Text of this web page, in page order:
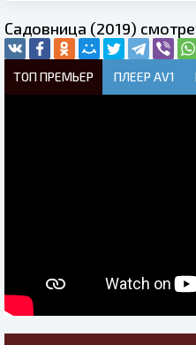
Садовница (2019)
ТОП ПРЕМЬЕР ПЛЕЕР AV1